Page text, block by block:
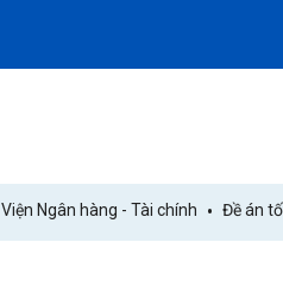
Viện Ngân hàng - Tài chính Đề án